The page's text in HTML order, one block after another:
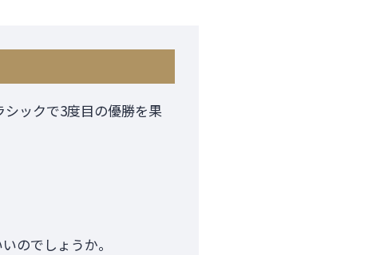
ックで3度目の優勝を果
のでしょうか。